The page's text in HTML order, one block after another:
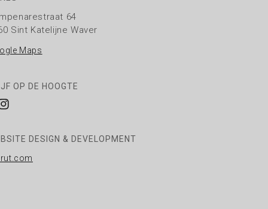
64
Sint Katelijne Waver
Maps
OP DE HOOGTE
DESIGN & DEVELOPMENT